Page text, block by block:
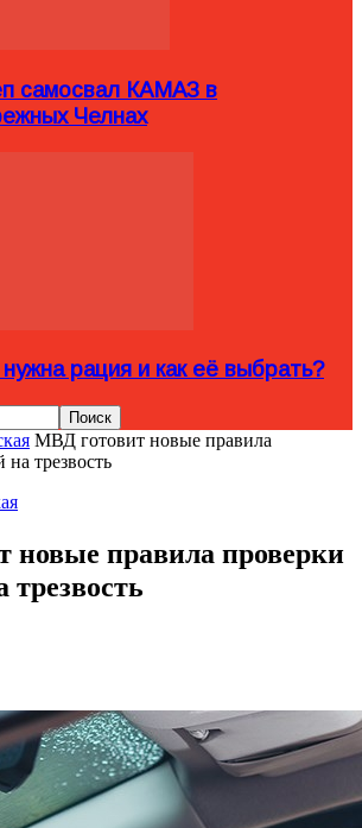
самосвал КАМАЗ в
Челнах
рация и как её выбрать?
МВД готовит новые правила
на трезвость
новые правила проверки
трезвость